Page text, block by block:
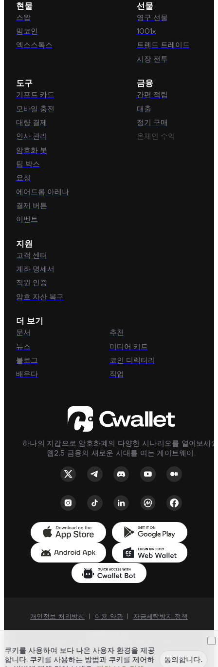
하나의 지갑으로 암호화폐의 다양한 시나리오를 열어보세
웹2.5 금융의 새로운 시대를 여는 게이트웨이.
현물
스왑
밈코인
엑스스톡스
선물
영구 선물
1001x
트렌드 트레이드
시장 전투
도구
기프트 카드
모바일 충전
대량 결제
인사 관리
암호화 봇
팁 박스
요청
에어드롭 아레나
결제 버튼
이벤트
금융
간편 적립
대출
정기 구매
온체인 수익
지원
고객 센터
계좌 명세서
직원 인증
암호 자산 복구
더 보기
문서
뉴스
블로그
배우다
추천
미디어 키트
코인 디렉터리
직업
개인정보 처리방침 이용 약관 자금세탁방지 정책
저작권 ©2018-2026 Cwallet. 모든 권리 보유.
쿠키를 사용하여 보다 나은 사용자 환경을 제공
합니다. 쿠키를 사용하는 방법과 쿠키를 제어하
동의합니다.